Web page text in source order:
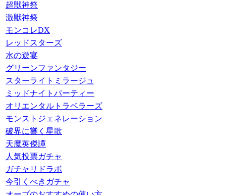
超獣神祭
激獣神祭
モンコレDX
レッドスターズ
水の遊宴
グリーンファンタジー
スターライトミラージュ
ミッドナイトパーティー
オリエンタルトラベラーズ
モンストジェネレーション
破界に響く星歌
天魔英傑譚
人気投票ガチャ
ガチャリドラボ
今引くべきガチャ